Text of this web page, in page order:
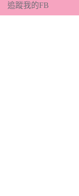
追蹤我的FB